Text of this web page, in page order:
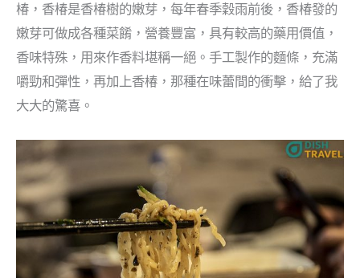
椿，香椿是香椿樹的嫩芽，每年春季穀雨前後，香椿發的
嫩芽可做成各種菜餚，營養豐富，具有較高的藥用價值，
香味特殊，用來作香料堪稱一絕。手工製作的麵條，充滿
嚼勁和彈性，再加上香椿，那種在味蕾間的衝擊，給了我
大大的驚喜。